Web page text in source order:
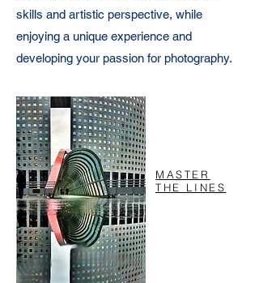
skills and artistic perspective, while
enjoying a unique experience and
developing your passion for photography.
MASTER
THE LINES